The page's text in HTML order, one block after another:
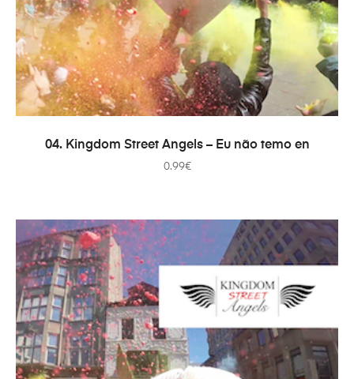
ДОДАТИ В КОШИК
04. Kingdom Street Angels – Eu não temo en
0.99€